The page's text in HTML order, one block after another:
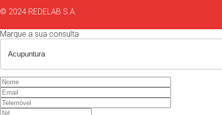
© 2024 REDELAB S.A.
Marque a sua consulta